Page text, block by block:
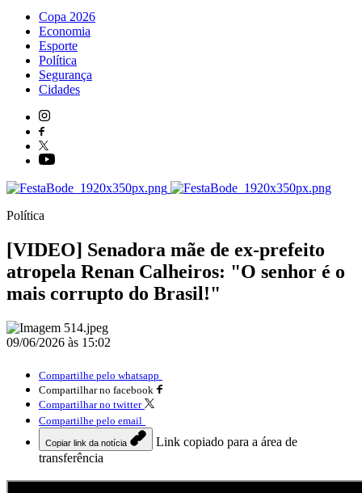
Copa 2026
Economia
Esporte
Política
Segurança
Cidades
Política
[VIDEO] Senadora mãe de ex-prefeito
atropela Renan Calheiros: "O senhor é o
mais corrupto do Brasil!"
09/06/2026 às 15:02
Compartilhe pelo whatsapp
Compartilhar no facebook
Compartilhar no twitter
Compartilhe pelo email
Copiar link da notícia
Link copiado para a área de
transferência